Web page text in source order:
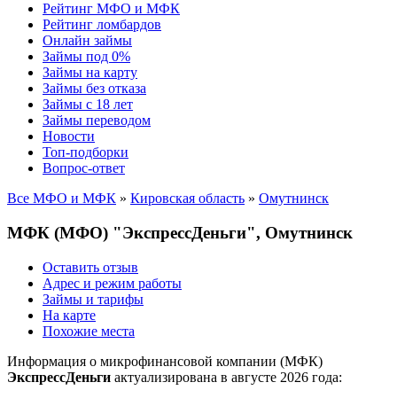
Рейтинг МФО и МФК
Рейтинг ломбардов
Онлайн займы
Займы под 0%
Займы на карту
Займы без отказа
Займы с 18 лет
Займы переводом
Новости
Топ-подборки
Вопрос-ответ
Все МФО и МФК » Кировская область » Омутнинск
МФК (МФО) "ЭкспрессДеньги", Омутнинск
Оставить отзыв
Адрес и режим работы
Займы и тарифы
На карте
Похожие места
Информация о микрофинансовой компании (МФК)
ЭкспрессДеньги актуализирована в августе 2026 года: